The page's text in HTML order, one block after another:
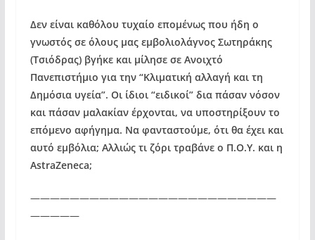
Δεν είναι καθόλου τυχαίο επομένως που ήδη ο
γνωστός σε όλους μας εμβολιολάγνος Σωτηράκης
(Τσιόδρας) βγήκε και μίλησε σε Ανοιχτό
Πανεπιστήμιο για την “Κλιματική αλλαγή και τη
Δημόσια υγεία”. Οι ίδιοι “ειδικοί” δια πάσαν νόσον
και πάσαν μαλακίαν έρχονται, να υποστηρίξουν το
επόμενο αφήγημα. Να φανταστούμε, ότι θα έχει και
αυτό εμβόλια; Αλλιώς τι ζόρι τραβάνε ο Π.Ο.Υ. και η
AstraZeneca;
—————————————————————————
—————